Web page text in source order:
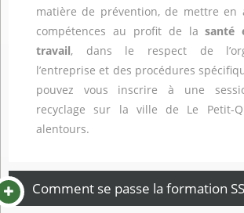
matière de prévention, de mettre en
compétences au profit de lasanté
travail, dans le respect de
l’entreprise et des procédures
pouvez vous inscrire à une
recyclage sur la ville de Le Petit-
alentours.
Comment se passe la formation